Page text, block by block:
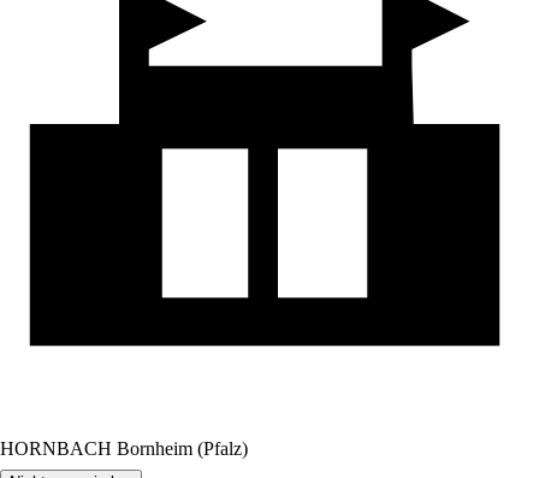
HORNBACH Bornheim (Pfalz)